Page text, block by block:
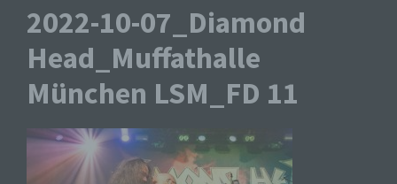
2022-10-07_Diamond
Head_Muffathalle
München LSM_FD 11